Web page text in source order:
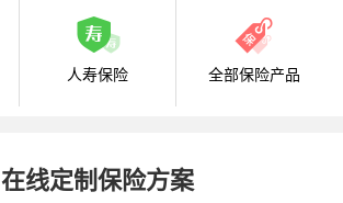
人寿保险 全部保险产品
在线定制保险方案